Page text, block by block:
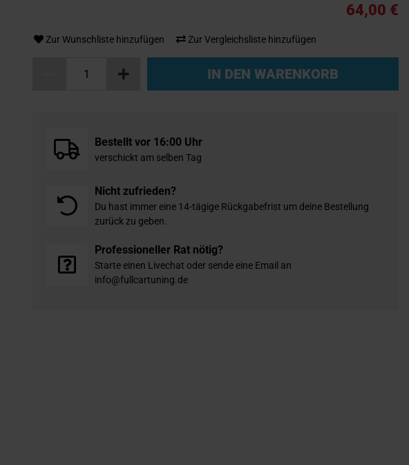
Zur Wunschliste hinzufügen Zur Vergleichsliste hinzufügen
64,00 €
IN DEN WARENKORB
Bestellt vor 16:00 Uhr
verschickt am selben Tag
Nicht zufrieden?
Du hast immer eine 14-tägige Rückgabefrist um deine Bestellung
zurück zu geben.
Professioneller Rat nötig?
Starte einen Livechat oder sende eine Email an
info@fullcartuning.de